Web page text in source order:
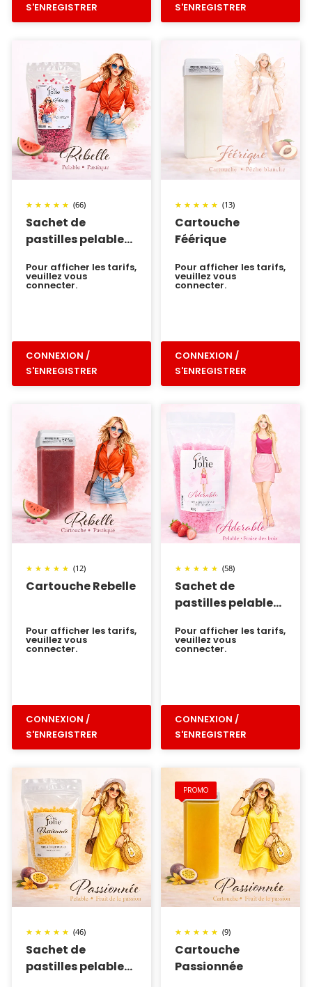
S'ENREGISTRER
S'ENREGISTRER
Sachet de
pastilles pelable
(66)
Pour afficher les tarifs,
veuillez vous
connecter.
CONNEXION /
S'ENREGISTRER
Cartouche
Féérique
(13)
Pour afficher les tarifs,
veuillez vous
connecter.
CONNEXION /
S'ENREGISTRER
Cartouche Rebelle
(12)
Pour afficher les tarifs,
veuillez vous
connecter.
CONNEXION /
S'ENREGISTRER
Sachet de
pastilles pelable
(58)
Pour afficher les tarifs,
veuillez vous
connecter.
CONNEXION /
S'ENREGISTRER
Sachet de
pastilles pelable
(46)
PROMO
Cartouche
Passionnée
(9)